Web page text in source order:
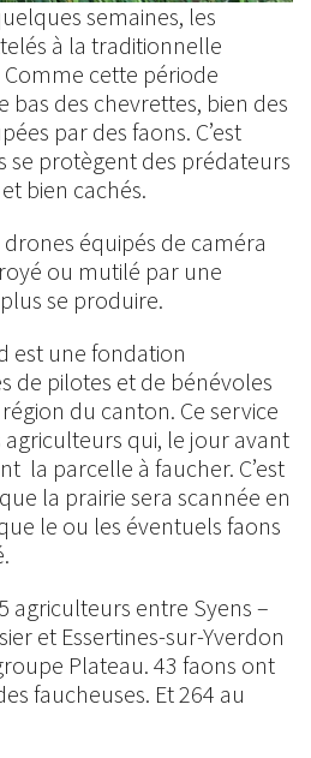
semaines, les
à la traditionnelle
cette période
bas des chevrettes, bien des
par des faons. C’est
se protègent des prédateurs
bien cachés.
drones équipés de caméra
ou mutilé par une
se produire.
est une fondation
de pilotes et de bénévoles
du canton. Ce service
qui, le jour avant
la parcelle à faucher. C’est
la prairie sera scannée en
le ou les éventuels faons
agriculteurs entre Syens –
et Essertines-sur-Yverdon
Plateau. 43 faons ont
faucheuses. Et 264 au